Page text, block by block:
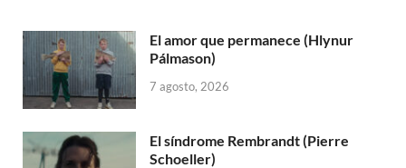
El amor que permanece (Hlynur
Pálmason)
7 agosto, 2026
El síndrome Rembrandt (Pierre
Schoeller)